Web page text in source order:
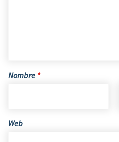
Nombre *
Web